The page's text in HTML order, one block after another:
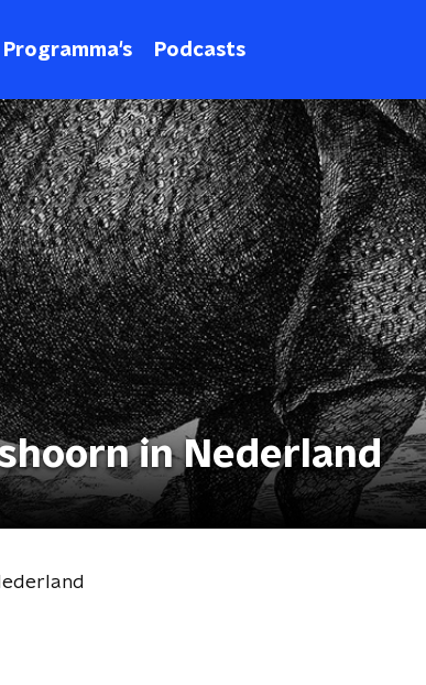
Programma's Podcasts
in Nederland